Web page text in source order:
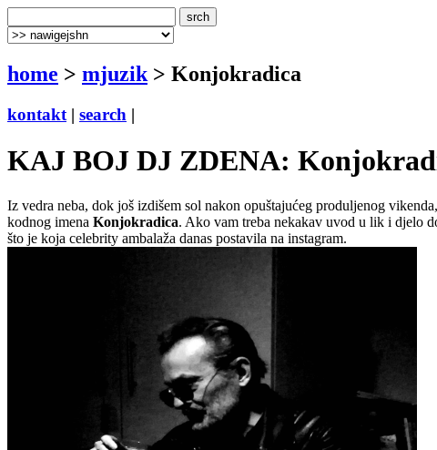
home > mjuzik > Konjokradica
kontakt | search |
KAJ BOJ DJ ZDENA:
Iz vedra neba, dok još izdišem sol nakon opuštajućeg produljenog
kodnog imena Konjokradica. Ako vam treba nekakav uvod u lik i djelo
što je koja celebrity ambalaža danas postavila na instagram.